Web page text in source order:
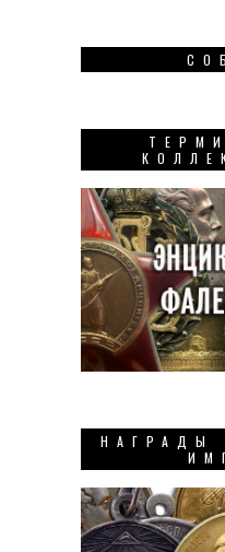
НАГРАДЫ